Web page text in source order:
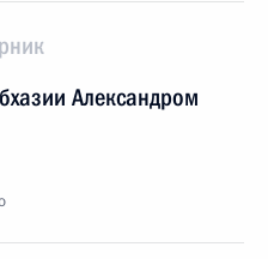
Александром